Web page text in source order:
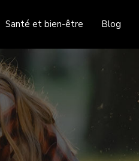
Santé et bien-être Blog